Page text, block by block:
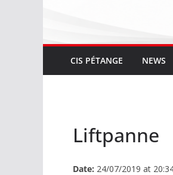
CIS PÉTANGE NEWS
Liftpanne
Date: 24/07/2019 at